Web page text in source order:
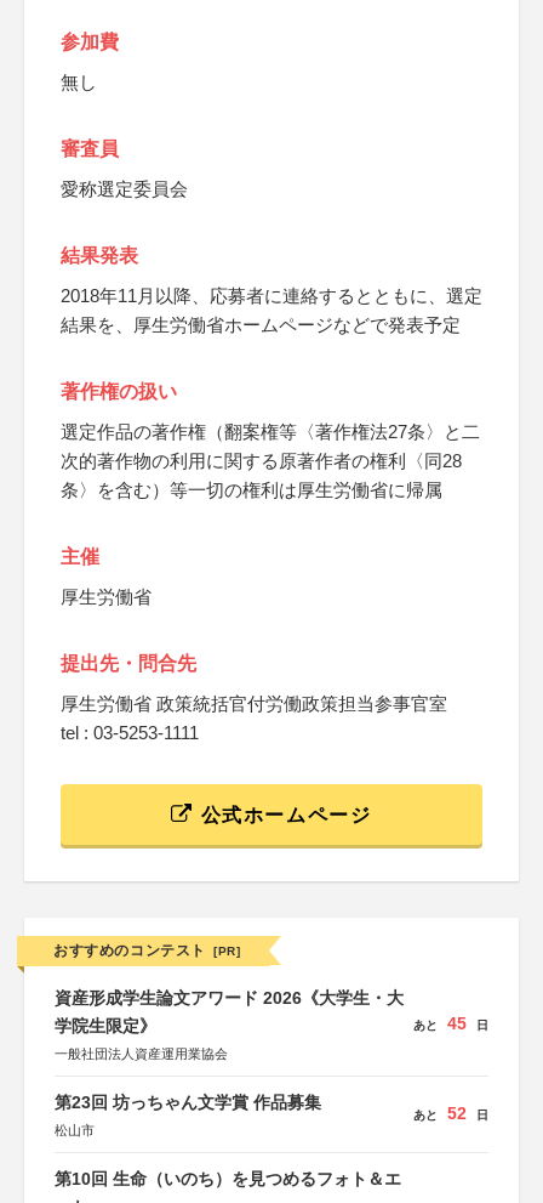
参加費
無し
審査員
愛称選定委員会
結果発表
2018年11月以降、応募者に連絡するとともに、選定
結果を、厚生労働省ホームページなどで発表予定
著作権の扱い
選定作品の著作権（翻案権等〈著作権法27条〉と二
次的著作物の利用に関する原著作者の権利〈同28
条〉を含む）等一切の権利は厚生労働省に帰属
主催
厚生労働省
提出先・問合先
厚生労働省 政策統括官付労働政策担当参事官室
tel : 03-5253-1111
公式ホームページ
おすすめのコンテスト [PR]
資産形成学生論文アワード 2026《大学生・大
学院生限定》
一般社団法人資産運用業協会
あと 45 日
第23回 坊っちゃん文学賞 作品募集
松山市
あと 52 日
第10回 生命（いのち）を見つめるフォト＆エ